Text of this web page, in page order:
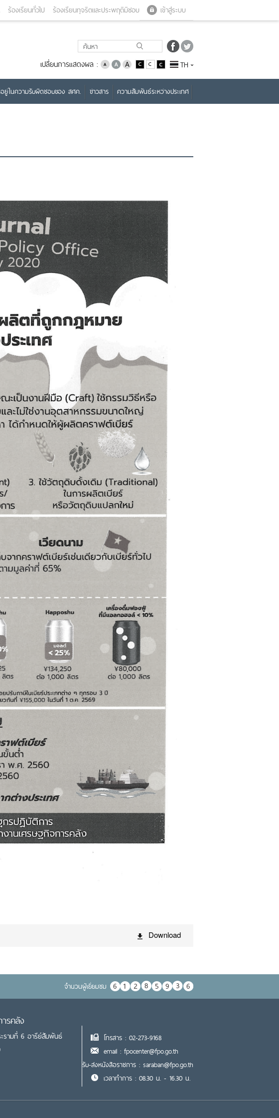
เข้าสู่ระบบ
ร้องเรียนทั่วไป ร้องเรียนทุจริตและประพฤติมิชอบ
เปลี่ยนการแสดงผล : TH
ยู่ในความรับผิดชอบของ สศค. ข่าวสาร ความสัมพันธ์ระหว่างประเทศ
Download
จำนวนผู้เยื่ยมชม
รคลัง
รามที่ 6 อารีย์สัมพันธ์
โทรสาร : 02-273-9168
email : fpocenter@fpo.go.th
รับ-ส่งหนังสือราชการ : saraban@fpo.go.th
เวลาทำการ : 08.30 น. - 16.30 น.